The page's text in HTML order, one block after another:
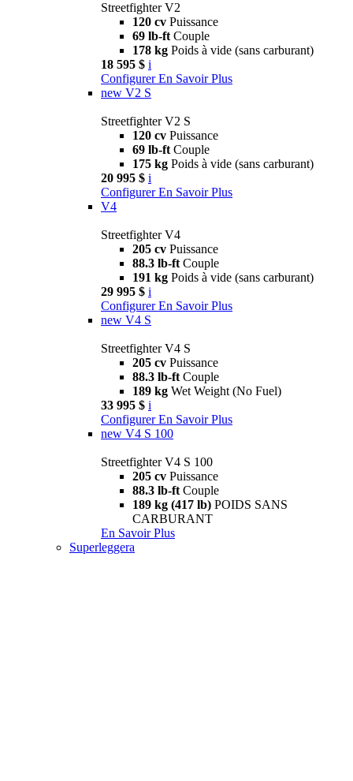
Streetfighter V2
120 cv Puissance
69 lb-ft Couple
178 kg Poids à vide (sans carburant)
18 595 $ i
Configurer En Savoir Plus
new V2 S
Streetfighter V2 S
120 cv Puissance
69 lb-ft Couple
175 kg Poids à vide (sans carburant)
20 995 $ i
Configurer En Savoir Plus
V4
Streetfighter V4
205 cv Puissance
88.3 lb-ft Couple
191 kg Poids à vide (sans carburant)
29 995 $ i
Configurer En Savoir Plus
new V4 S
Streetfighter V4 S
205 cv Puissance
88.3 lb-ft Couple
189 kg Wet Weight (No Fuel)
33 995 $ i
Configurer En Savoir Plus
new V4 S 100
Streetfighter V4 S 100
205 cv Puissance
88.3 lb-ft Couple
189 kg (417 lb) POIDS SANS
CARBURANT
En Savoir Plus
Superleggera